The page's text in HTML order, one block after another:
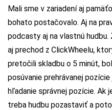
Mali sme v zariadení aj
bohato postačovalo. Aj na
podcasty aj na vlastnú
aj prechod z ClickWheelu,
pretočili skladbu o 5 minút,
posúvanie prehrávanej
hľadanie správnej pozície. Ak
treba hudbu pozastaviť a